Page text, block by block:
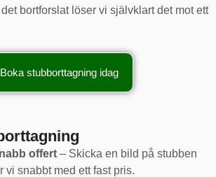
bortforslat löser vi självklart det mot ett
Boka stubborttagning idag
offert – Skicka en bild på stubben
vi snabbt med ett fast pris.